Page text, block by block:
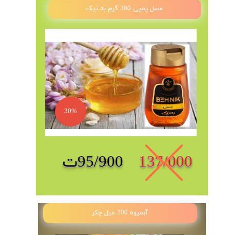
عسل پمپی 380 گرم به نیک
30%
137/000 95/900ت
آبمیوه 200 میل چکر